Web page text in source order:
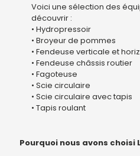
Voici une sélection des
découvrir :
• Hydropressoir
• Broyeur de pommes
• Fendeuse verticale et
• Fendeuse châssis routier
• Fagoteuse
• Scie circulaire
• Scie circulaire avec tapis
• Tapis roulant
Pourquoi nous avons choisi